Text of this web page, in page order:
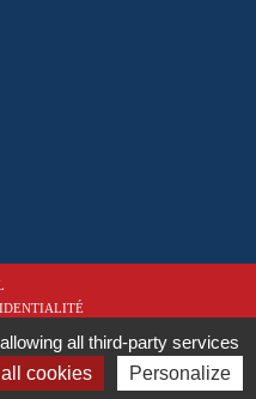
droits réservés. Réalisationvt-design
all third-party services
cookies Personalize